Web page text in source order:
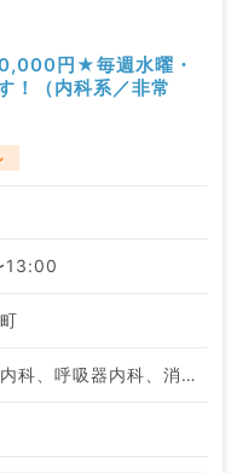
円★毎週水曜・
！（内科系／非常
13:00
一般内科、循環器内科、呼吸器内科、消化器内科、内分泌・代謝内科